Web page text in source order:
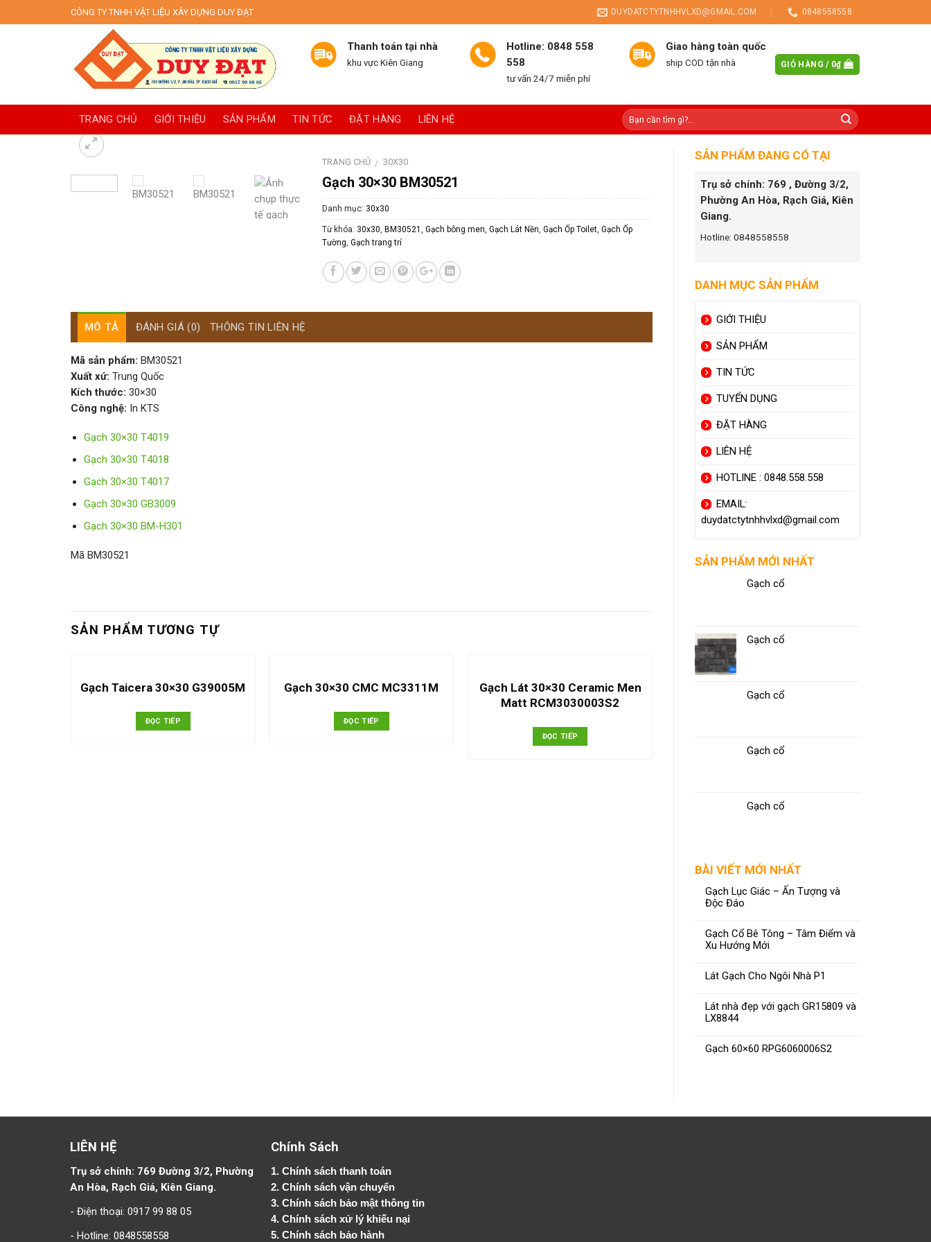
to
CÔNG TY TNHH VẬT LIỆU XÂY DỰNG DUY ĐẠT DUYDATCTYTNHHVLXD@GMAIL.COM 0848558558
Thanh toán tại nhà
khu vực Kiên Giang
Hotline: 0848 558
558
tư vấn 24/7 miễn phí
Giao hàng toàn quốc
ship COD tận nhà GIỎ HÀNG / 0₫
TRANG CHỦ GIỚI THIỆU SẢN PHẨM TIN TỨC ĐẶT HÀNG LIÊN HỆ
TRANG CHỦ / 30X30
Gạch 30×30 BM30521
Danh mục: 30x30
Từ khóa: 30x30, BM30521 , Gạch bông men, Gạch Lát Nền, Gạch Ốp Toilet, Gạch Ốp
Tường, Gạch trang trí
MÔ TẢ ĐÁNH GIÁ (0) THÔNG TIN LIÊN HỆ
Mã sản phẩm: BM30521
Xuất xứ: Trung Quốc
Kích thước: 30×30
Công nghệ: In KTS
Gạch 30×30 T4019
Gạch 30×30 T4018
Gạch 30×30 T4017
Gạch 30×30 GB3009
Gạch 30×30 BM-H301
Mã BM30521
SẢN PHẨM TƯƠNG TỰ
Gạch Taicera 30×30 G39005M
ĐỌC TIẾP
Gạch 30×30 CMC MC3311M
ĐỌC TIẾP
Gạch Lát 30×30 Ceramic Men
Matt RCM3030003S2
ĐỌC TIẾP
Gạch 30×30 MN-3005
SẢN PHẨM ĐANG CÓ TẠI
Trụ sở chính: 769 , Đường 3/2,
Phường An Hòa, Rạch Giá, Kiên
Giang.
Hotline: 0848558558
DANH MỤC SẢN PHẨM
GIỚI THIỆU
SẢN PHẨM
TIN TỨC
TUYỂN DỤNG
ĐẶT HÀNG
LIÊN HỆ
HOTLINE : 0848.558.558
EMAIL:
duydatctytnhhvlxd@gmail.com
SẢN PHẨM MỚI NHẤT
Gạch cổ
Gạch cổ
Gạch cổ
Gạch cổ
Gạch cổ
BÀI VIẾT MỚI NHẤT
Gạch Lục Giác – Ấn Tượng và
Độc Đáo
Gạch Cổ Bê Tông – Tâm Điểm và
Xu Hướng Mới
Lát Gạch Cho Ngôi Nhà P1
Lát nhà đẹp với gạch GR15809 và
LX8844
Gạch 60×60 RPG6060006S2
LIÊN HỆ
Trụ sở chính: 769 Đường 3/2, Phường
An Hòa, Rạch Giá, Kiên Giang.
- Điện thoại: 0917 99 88 05
- Hotline: 0848558558
Chính Sách
1.Chính sách thanh toán
2.Chính sách vận chuyển
3. Chính sách bảo mật thông tin
4.Chính sách xử lý khiếu nại
5.Chính sách bảo hành